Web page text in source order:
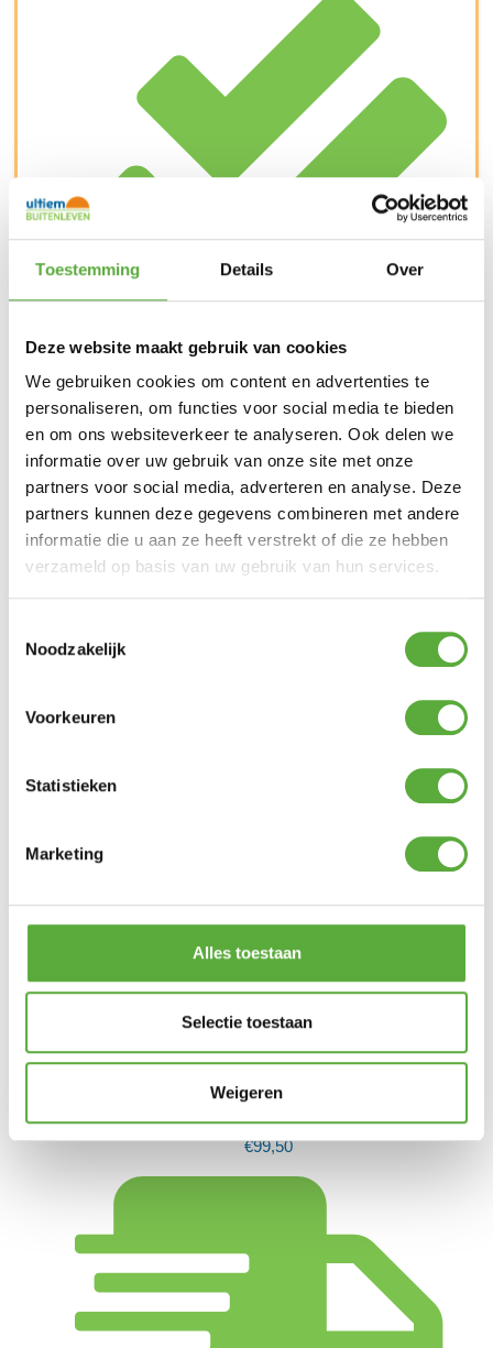
Toestemming Details Over
Deze website maakt gebruik van cookies
We gebruiken cookies om content en advertenties te
personaliseren, om functies voor social media te bieden
en om ons websiteverkeer te analyseren. Ook delen we
informatie over uw gebruik van onze site met onze
partners voor social media, adverteren en analyse. Deze
partners kunnen deze gegevens combineren met andere
informatie die u aan ze heeft verstrekt of die ze hebben
verzameld op basis van uw gebruik van hun services.
Noodzakelijk
Voorkeuren
Statistieken
Marketing
Alles toestaan
Selectie toestaan
Weigeren
Kopersbescherming met Trusted Shops
SKUBGE-117649Categorie Big Green Egg barbecues Merk:
Big Green Egg
Productmaat 61 cm
Big Green Egg
Kleur
Materiaal Keramiek
BIJPASSENDE ACCESSOIRES EN ALTERNATIEVE
Big Green Egg afdekhoes IntEGGrated Nest XL, L, Frame
€138,75
Big Green Egg Dutch Oven Ovaal 5.2L
€237,95
€99,50